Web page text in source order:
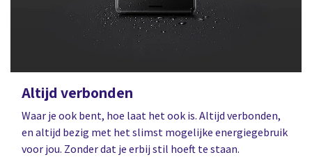
Altijd verbonden
Waar je ook bent, hoe laat het ook is. Altijd verbonden,
en altijd bezig met het slimst mogelijke energiegebruik
voor jou. Zonder dat je erbij stil hoeft te staan.